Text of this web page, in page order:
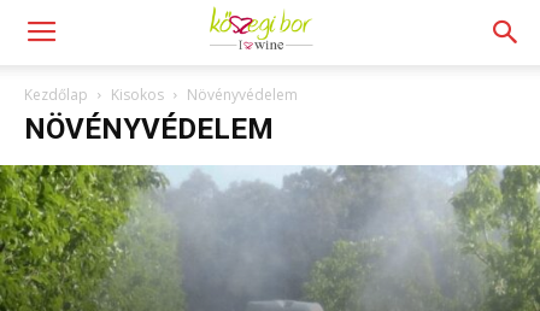
Kezdőlap Kisokos Növényvédelem
NÖVÉNYVÉDELEM